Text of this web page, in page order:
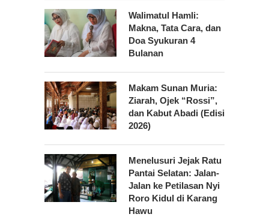
Walimatul Hamli:
Makna, Tata Cara, dan
Doa Syukuran 4
Bulanan
Makam Sunan Muria:
Ziarah, Ojek “Rossi”,
dan Kabut Abadi (Edisi
2026)
Menelusuri Jejak Ratu
Pantai Selatan: Jalan-
Jalan ke Petilasan Nyi
Roro Kidul di Karang
Hawu